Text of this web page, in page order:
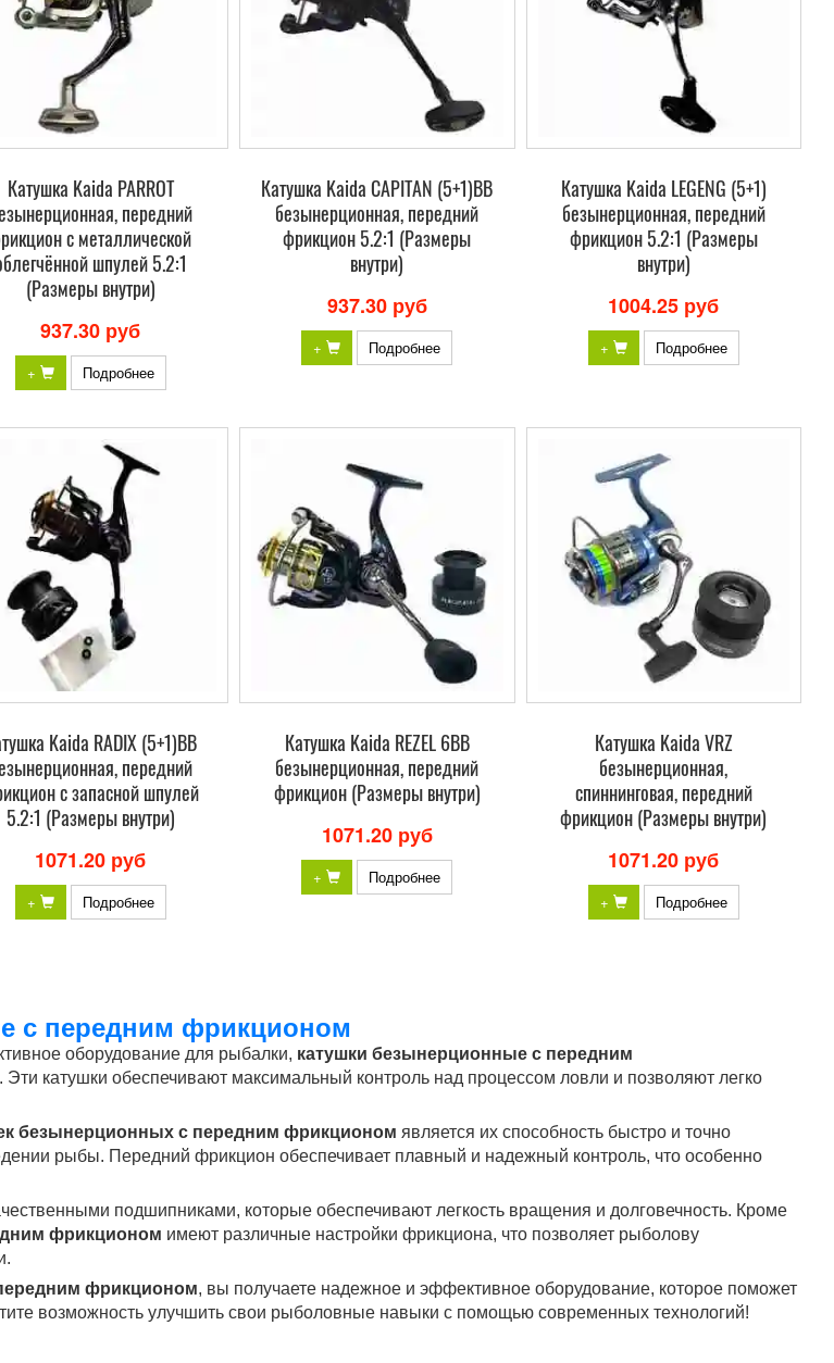
Катушка Kaida PARROT
передний
с металлической
шпулей 5.2:1
(Размеры внутри)
937.30 руб
+ Подробнее
Катушка Kaida CAPITAN (5+1)BB
безынерционная, передний
фрикцион 5.2:1 (Размеры
внутри)
937.30 руб
+ Подробнее
Катушка Kaida LEGENG (5+1)
безынерционная, передний
фрикцион 5.2:1 (Размеры
внутри)
1004.25 руб
+ Подробнее
Kaida RADIX (5+1)ВВ
передний
с запасной шпулей
5.2:1 (Размеры внутри)
1071.20 руб
+ Подробнее
Катушка Kaida REZEL 6BB
безынерционная, передний
фрикцион (Размеры внутри)
1071.20 руб
+ Подробнее
Катушка Kaida VRZ
безынерционная,
спиннинговая, передний
фрикцион (Размеры внутри)
1071.20 руб
+ Подробнее
с передним фрикционом
оборудование для рыбалки, катушки безынерционные с передним
катушки обеспечивают максимальный контроль над процессом ловли и позволяют легко
безынерционных с передним фрикционом является их способность быстро и точно
рыбы. Передний фрикцион обеспечивает плавный и надежный контроль, что особенно
подшипниками, которые обеспечивают легкость вращения и долговечность. Кроме
фрикционом имеют различные настройки фрикциона, что позволяет рыболову
фрикционом, вы получаете надежное и эффективное оборудование, которое поможет
возможность улучшить свои рыболовные навыки с помощью современных технологий!